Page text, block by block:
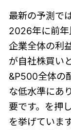
最新の予測で
2026年に前年
企業全体の利
が自社株買い
&P500全体の
な低水準にあ
要です。を押
を挙げていま